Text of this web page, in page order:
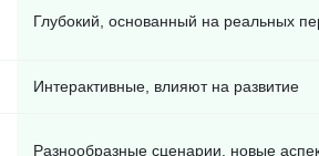
Глубокий, основанный на реальных
Интерактивные, влияют на развитие
Разнообразные сценарии, новые